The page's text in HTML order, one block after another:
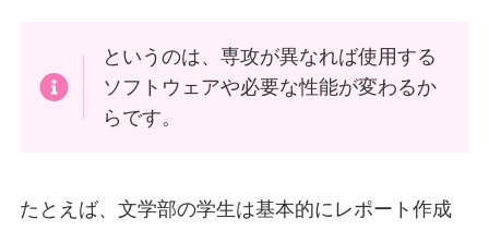
というのは、専攻が異なれば使用する
ソフトウェアや必要な性能が変わるか
らです。
たとえば、文学部の学生は基本的にレポート作成